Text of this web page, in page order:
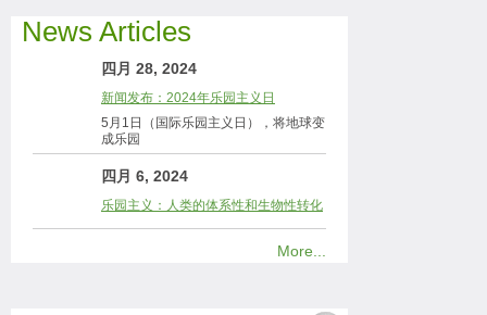
News Articles
四月 28, 2024
新闻发布：2024年乐园主义日
5月1日（国际乐园主义日），将地球变
成乐园
四月 6, 2024
乐园主义：人类的体系性和生物性转化
More...